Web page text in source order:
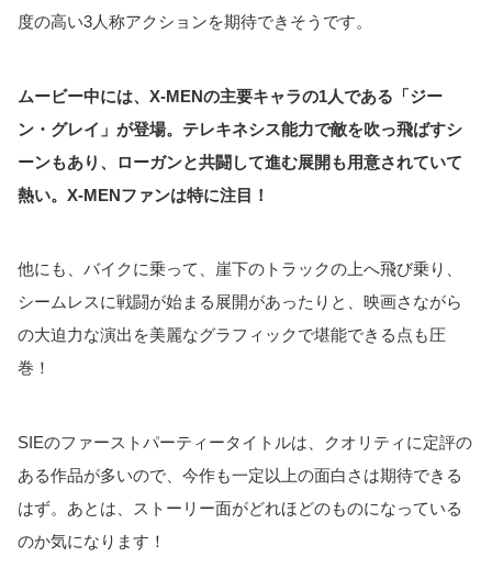
度の高い3人称アクションを期待できそうです。
ムービー中には、X-MENの主要キャラの1人である「ジー
ン・グレイ」が登場。テレキネシス能力で敵を吹っ飛ばすシ
ーンもあり、ローガンと共闘して進む展開も用意されていて
熱い。X-MENファンは特に注目！
他にも、バイクに乗って、崖下のトラックの上へ飛び乗り、
シームレスに戦闘が始まる展開があったりと、映画さながら
の大迫力な演出を美麗なグラフィックで堪能できる点も圧
巻！
SIEのファーストパーティータイトルは、クオリティに定評の
ある作品が多いので、今作も一定以上の面白さは期待できる
はず。あとは、ストーリー面がどれほどのものになっている
のか気になります！